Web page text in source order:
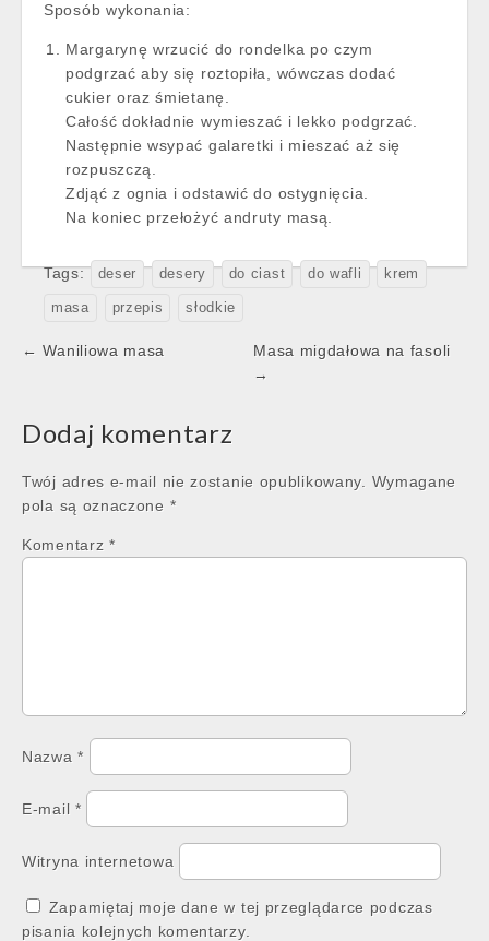
Sposób wykonania:
Margarynę wrzucić do rondelka po czym
podgrzać aby się roztopiła, wówczas dodać
cukier oraz śmietanę.
Całość dokładnie wymieszać i lekko podgrzać.
Następnie wsypać galaretki i mieszać aż się
rozpuszczą.
Zdjąć z ognia i odstawić do ostygnięcia.
Na koniec przełożyć andruty masą.
Tags: deser desery do ciast do wafli krem
masa przepis słodkie
Post
← Waniliowa masa
Masa migdałowa na fasoli
→
Dodaj komentarz
Twój adres e-mail nie zostanie opublikowany.
Wymagane
pola są oznaczone *
Komentarz *
Nazwa*
E-mail *
Witryna internetowa
Zapamiętaj moje dane w tej przeglądarce podczas
pisania kolejnych komentarzy.